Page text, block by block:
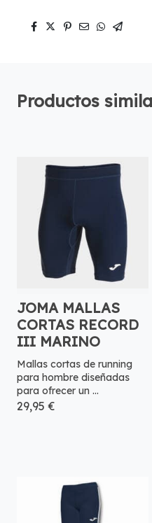
Productos
JOMA MALLAS
CORTAS RECORD
III MARINO
Mallas cortas de running
para hombre diseñadas
para ofrecer un ...
29,95 €